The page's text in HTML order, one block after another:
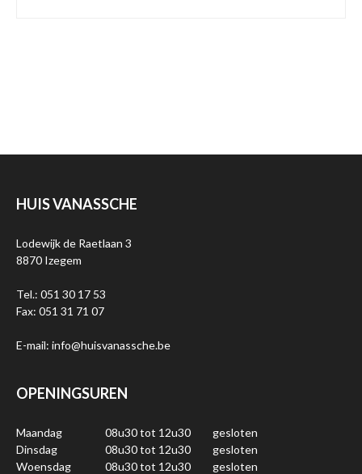
HUIS VANASSCHE
Lodewijk de Raetlaan 3
8870 Izegem
Tel.: 051 30 17 53
Fax: 051 31 71 07
E-mail: info@huisvanassche.be
OPENINGSUREN
Maandag 08u30 tot 12u30
gesloten
Dinsdag
08u30 tot 12u30
gesloten
Woensdag
08u30 tot 12u30 gesloten